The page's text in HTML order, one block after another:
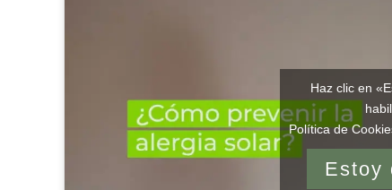
Haz clic en
Política de
Estoy